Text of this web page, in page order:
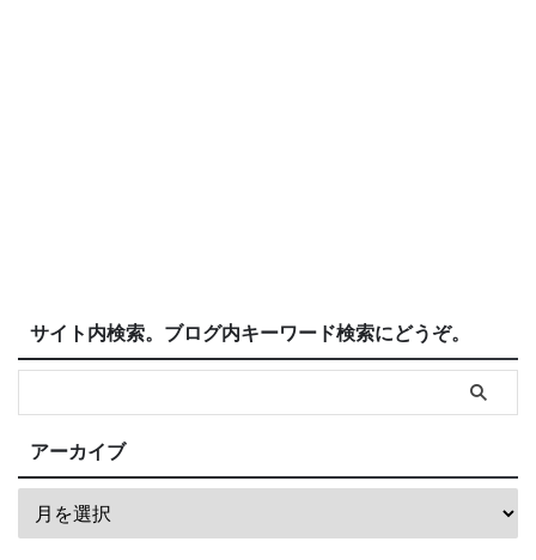
サイト内検索。ブログ内キーワード検索にどうぞ。
アーカイブ